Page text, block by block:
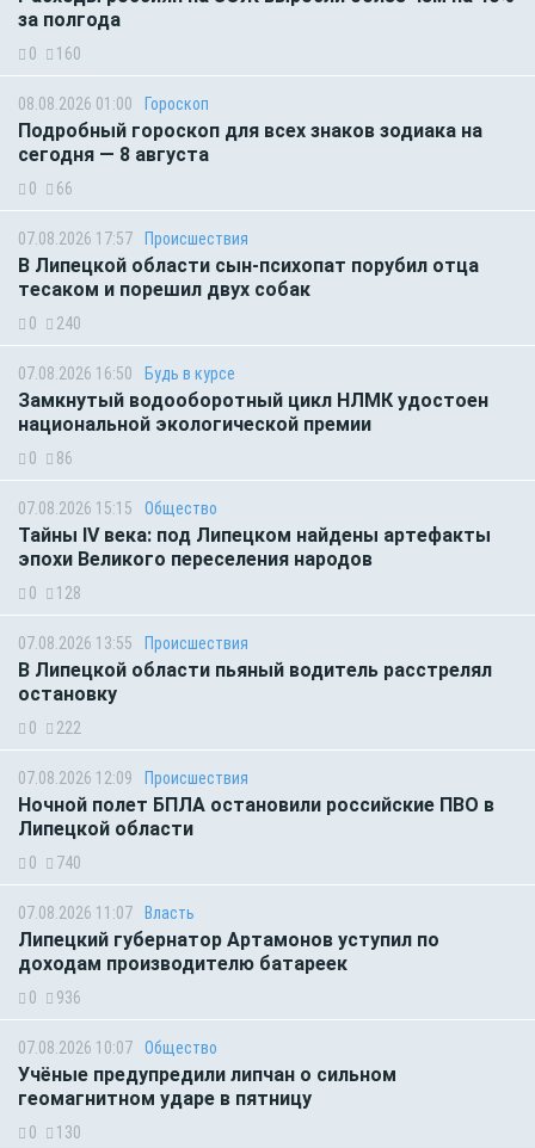
за полгода
0 160
08.08.2026 01:00 Гороскоп
Подробный гороскоп для всех знаков зодиака на
сегодня — 8 августа
0 66
07.08.2026 17:57 Происшествия
В Липецкой области сын-психопат порубил отца
тесаком и порешил двух собак
0 240
07.08.2026 16:50 Будь в курсе
Замкнутый водооборотный цикл НЛМК удостоен
национальной экологической премии
0 86
07.08.2026 15:15 Общество
Тайны IV века: под Липецком найдены артефакты
эпохи Великого переселения народов
0 128
07.08.2026 13:55 Происшествия
В Липецкой области пьяный водитель расстрелял
остановку
0 222
07.08.2026 12:09 Происшествия
Ночной полет БПЛА остановили российские ПВО в
Липецкой области
0 740
07.08.2026 11:07 Власть
Липецкий губернатор Артамонов уступил по
доходам производителю батареек
0 936
07.08.2026 10:07 Общество
Учёные предупредили липчан о сильном
геомагнитном ударе в пятницу
0 130